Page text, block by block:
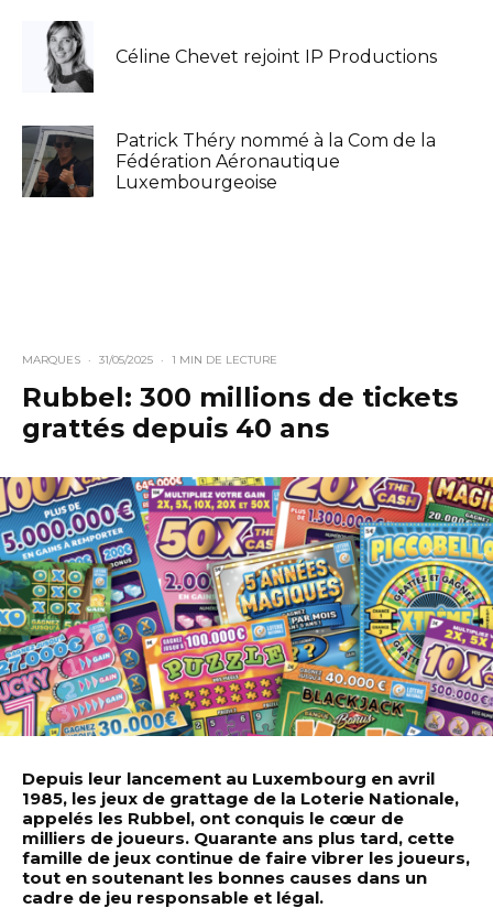
Céline Chevet rejoint IP Productions
Patrick Théry nommé à la Com de la
Fédération Aéronautique
Luxembourgeoise
MARQUES · 31/05/2025 · 1 MIN DE LECTURE
Rubbel: 300 millions de tickets
grattés depuis 40 ans
Depuis leur lancement au Luxembourg en avril
1985, les jeux de grattage de la Loterie Nationale,
appelés les Rubbel, ont conquis le cœur de
milliers de joueurs. Quarante ans plus tard, cette
famille de jeux continue de faire vibrer les joueurs,
tout en soutenant les bonnes causes dans un
cadre de jeu responsable et légal.